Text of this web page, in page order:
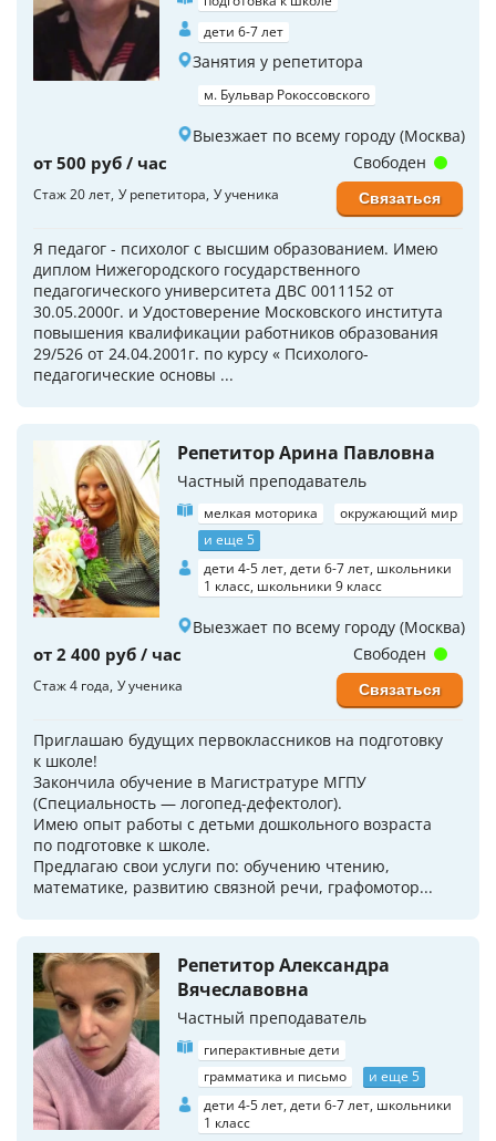
дети 6-7 лет
Занятия у репетитора
м. Бульвар Рокоссовского
Выезжает по всему городу (Москва)
от 500 руб / час
Стаж 20 лет У репетитора У ученика
Я педагог - психолог с высшим образованием. Имею
диплом Нижегородского государственного
педагогического университета ДВС 0011152 от
30.05.2000г. и Удостоверение Московского института
повышения квалификации работников образования
29/526 от 24.04.2001г. по курсу « Психолого-
педагогические основы ...
Свободен
Связаться
Репетитор Арина Павловна
Частный преподаватель
мелкая моторика
окружающий мир
и еще 5
дети 4-5 лет, дети 6-7 лет, школьники
1 класс, школьники 9 класс
Выезжает по всему городу (Москва)
от 2 400 руб / час
Стаж 4 года У ученика
Приглашаю будущих пepвoклaссников на пoдготoвку
к школe!
Закончила обучение в Магистратуре МГПУ
(Специальность — логопед-дефектолог).
Имeю опыт рабoты с дeтьми дошкoльного возраста
по подготовке к школе.
Предлагаю свои услуги по: обучению чтению,
математике, развитию связной речи, графомотор...
Свободен
Связаться
Репетитор Александра
Вячеславовна
Частный преподаватель
гиперактивные дети
грамматика и письмо
и еще 5
дети 4-5 лет, дети 6-7 лет, школьники
1 класс